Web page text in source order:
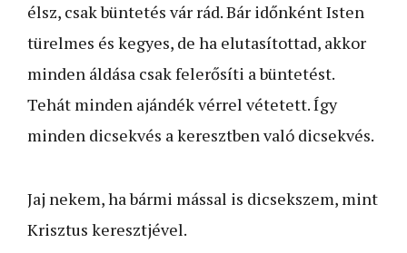
élsz, csak büntetés vár rád. Bár időnként Isten
türelmes és kegyes, de ha elutasítottad, akkor
minden áldása csak felerősíti a büntetést.
Tehát minden ajándék vérrel vétetett. Így
minden dicsekvés a keresztben való dicsekvés.
Jaj nekem, ha bármi mással is dicsekszem, mint
Krisztus keresztjével.